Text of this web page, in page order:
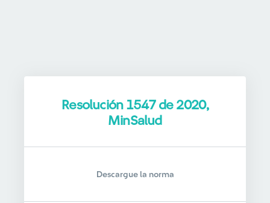
Resolución 1547 de 2020,
MinSalud
Descargue la norma